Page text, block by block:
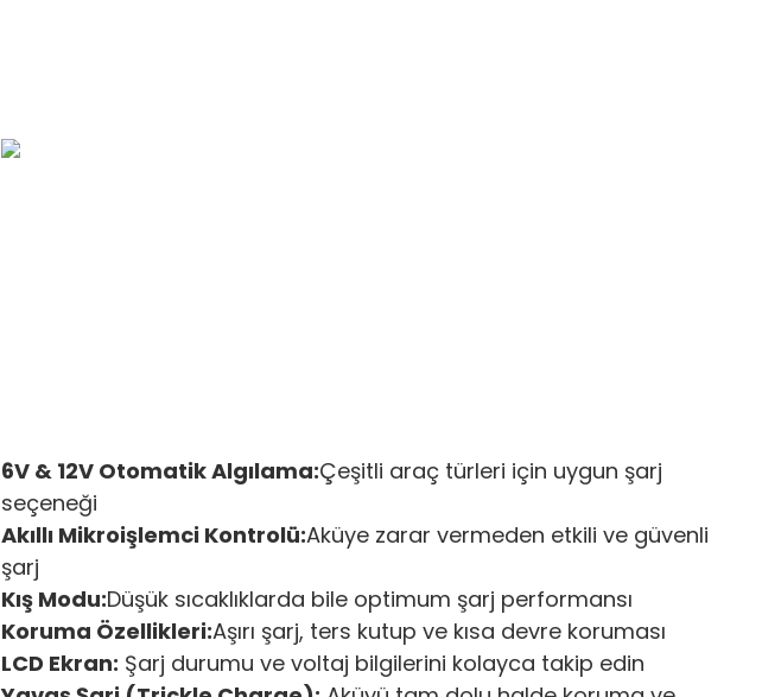
6V & 12V Otomatik Algılama:Çeşitli araç türleri için uygun şarj
seçeneği
Akıllı Mikroişlemci Kontrolü:Aküye zarar vermeden etkili ve güvenli
şarj
Kış Modu:Düşük sıcaklıklarda bile optimum şarj performansı
Koruma Özellikleri:Aşırı şarj, ters kutup ve kısa devre koruması
LCD Ekran: Şarj durumu ve voltaj bilgilerini kolayca takip edin